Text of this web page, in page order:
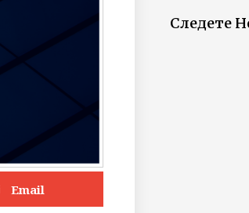
Email
Следете